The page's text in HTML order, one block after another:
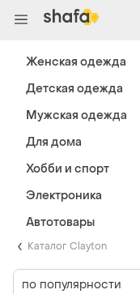
Каталог Clayton
по популярности
Женская одежда
Детская одежда
Мужская одежда
Для дома
Хобби и спорт
Электроника
Автотовары